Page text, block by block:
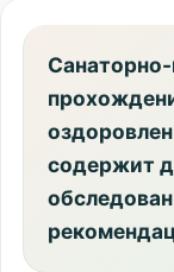
содержит